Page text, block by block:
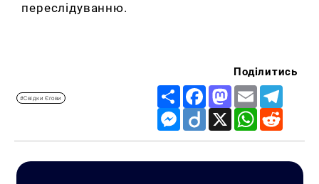
переслідуванню.
#Свідки Єгови
Поділитись
Share FacebookMastodon
Email
Messenger
Diigo X WhatsApp